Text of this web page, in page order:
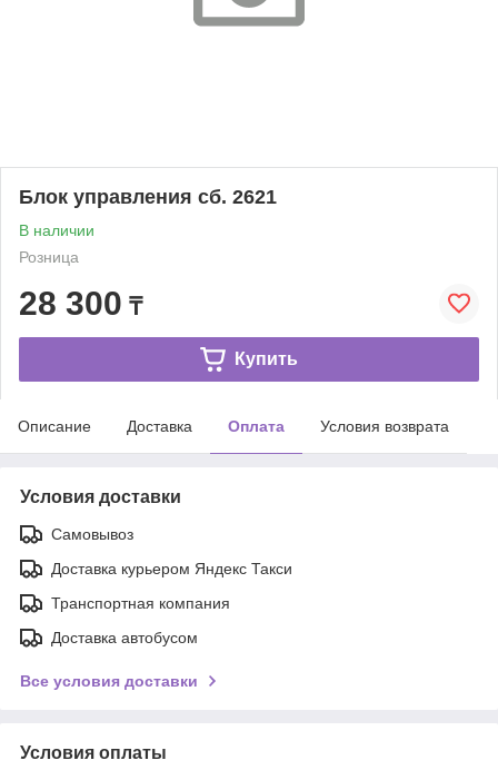
Блок управления сб. 2621
В наличии
Розница
28 300 ₸
Купить
Описание Доставка Оплата Условия возврата
Условия доставки
Самовывоз
Доставка курьером Яндекс Такси
Транспортная компания
Доставка автобусом
Все условия доставки
Условия оплаты